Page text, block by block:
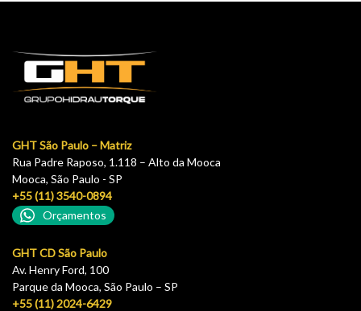
GHT São Paulo – Matriz
Rua Padre Raposo, 1.118 – Alto da Mooca
Mooca, São Paulo - SP
+55 (11) 3540-0894
Orçamentos
GHT CD São Paulo
Av. Henry Ford, 100
Parque da Mooca, São Paulo – SP
+55 (11) 2024-6429